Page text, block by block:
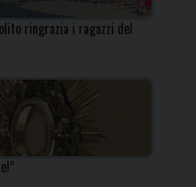
ringrazia i ragazzi del